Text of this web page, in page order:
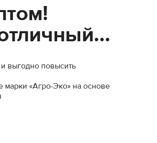
выгодно повысить
марки «Агро-Эко» на основе